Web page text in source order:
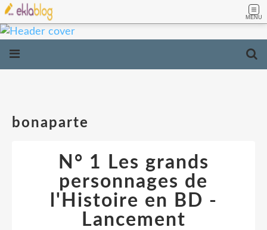
MENU
bonaparte
N° 1 Les grands
personnages de
l'Histoire en BD -
Lancement